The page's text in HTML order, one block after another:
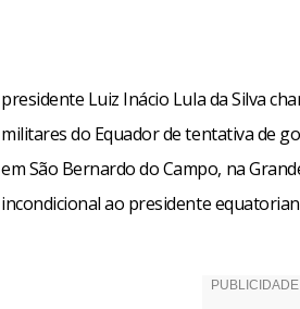
presidente Luiz Inácio Lula da Silva
militares do Equador de tentativa de
em São Bernardo do Campo, na
incondicional ao presidente